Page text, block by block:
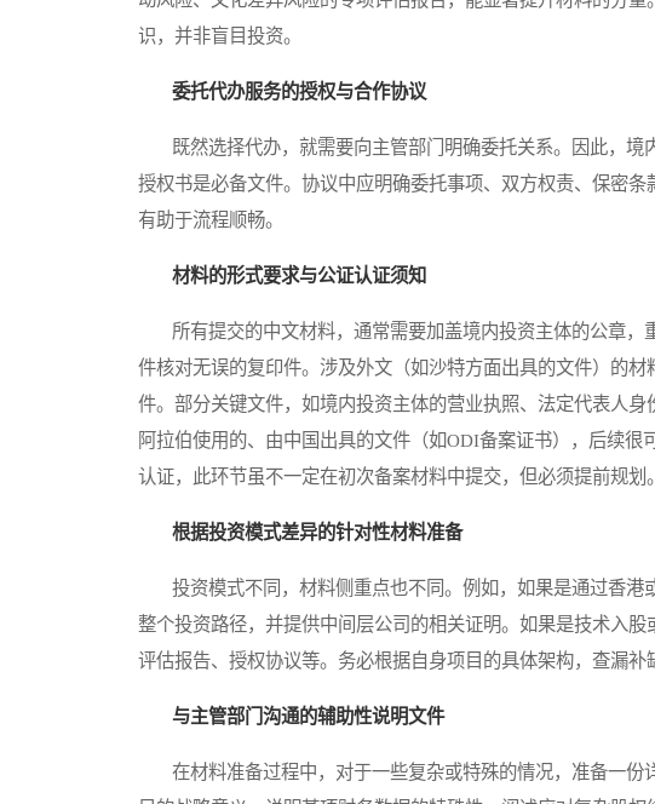
识，并非盲目投资。
委托代办服务的授权与合作协议
既然选择代办，就需要向主管部门明确委托关系。因此，境
授权书是必备文件。协议中应明确委托事项、双方权责、保密
有助于流程顺畅。
材料的形式要求与公证认证须知
所有提交的中文材料，通常需要加盖境内投资主体的公章，
件核对无误的复印件。涉及外文（如沙特方面出具的文件）的
件。部分关键文件，如境内投资主体的营业执照、法定代表人
阿拉伯使用的、由中国出具的文件（如ODI备案证书），后续
认证，此环节虽不一定在初次备案材料中提交，但必须提前规划。
根据投资模式差异的针对性材料准备
投资模式不同，材料侧重点也不同。例如，如果是通过香港
整个投资路径，并提供中间层公司的相关证明。如果是技术入
评估报告、授权协议等。务必根据自身项目的具体架构，查漏补
与主管部门沟通的辅助性说明文件
在材料准备过程中，对于一些复杂或特殊的情况，准备一份